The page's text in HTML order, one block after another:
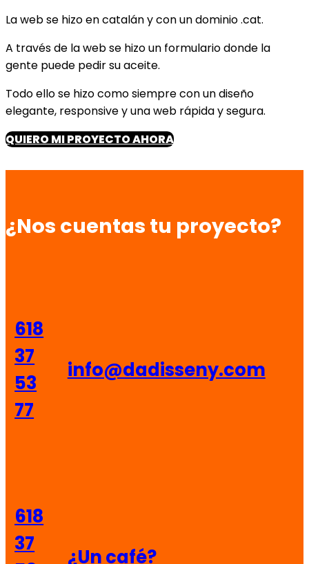
La web se hizo en catalán y con un dominio .cat.
A través de la web se hizo un formulario donde la
gente puede pedir su aceite.
Todo ello se hizo como siempre con un diseño
elegante, responsive y una web rápida y segura.
QUIERO MI PROYECTO AHORA
¿Nos cuentas tu proyecto?
618
37
53
77
info@dadisseny.com
618
37
¿Un café?